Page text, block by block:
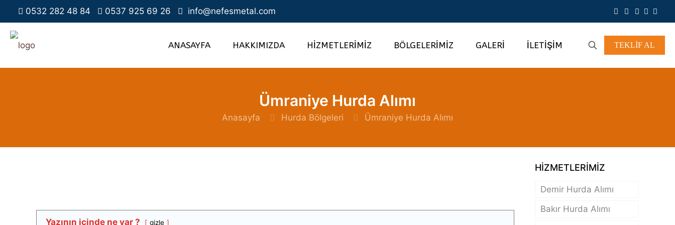
0532 282 48 84 0537 925 69 26 info@nefesmetal.com
ANASAYFA HAKKIMIZDA HİZMETLERİMİZ BÖLGELERİMİZ GALERİ İLETİŞİM TEKLİF AL
Ümraniye Hurda Alımı
Anasayfa Hurda Bölgeleri Ümraniye Hurda Alımı
Yazının içinde ne var ? gizle
HİZMETLERİMİZ
Demir Hurda Alımı
Bakır Hurda Alımı